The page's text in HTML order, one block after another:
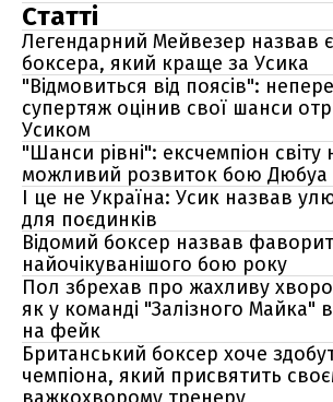
Статті
Легендарний Мейвезер назвав
боксера, який краще за Усика
"Відмовиться від поясів":
супертяж оцінив свої шанси
Усиком
"Шанси рівні": ексчемпіон світу
можливий розвиток бою Дюбуа
І це не Україна: Усик назвав
для поєдинків
Відомий боксер назвав
найочікуванішого бою року
Пол збрехав про жахливу
як у команді "Залізного Майка"
на фейк
Британський боксер хоче
чемпіона, який присвятить